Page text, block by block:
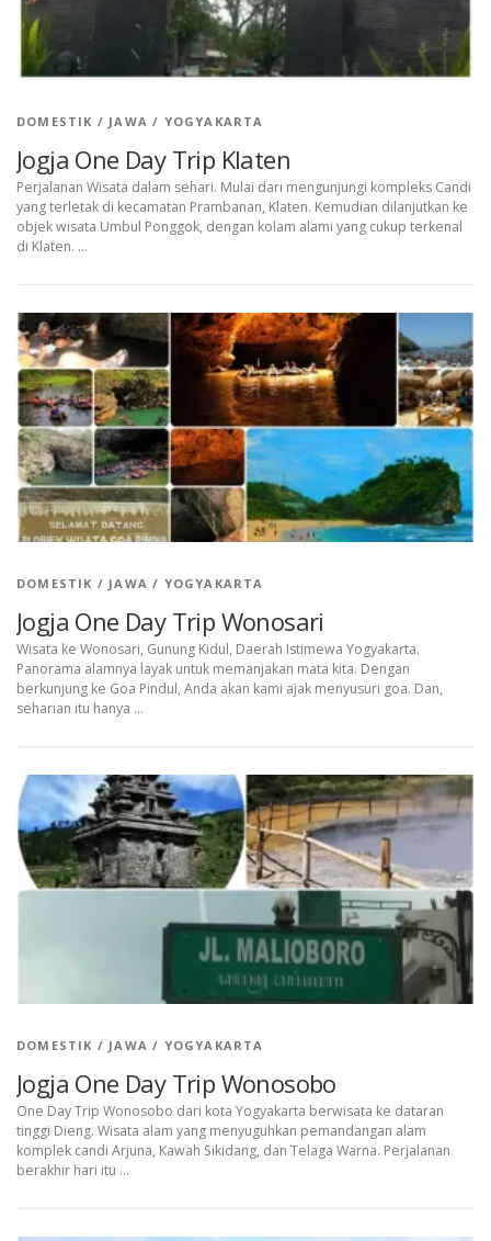
DOMESTIK / JAWA / YOGYAKARTA
Jogja One Day Trip Klaten
Perjalanan Wisata dalam sehari. Mulai dari mengunjungi kompleks Candi
yang terletak di kecamatan Prambanan, Klaten. Kemudian dilanjutkan ke
objek wisata Umbul Ponggok, dengan kolam alami yang cukup terkenal
di Klaten. …
DOMESTIK / JAWA / YOGYAKARTA
Jogja One Day Trip Wonosari
Wisata ke Wonosari, Gunung Kidul, Daerah Istimewa Yogyakarta.
Panorama alamnya layak untuk memanjakan mata kita. Dengan
berkunjung ke Goa Pindul, Anda akan kami ajak menyusuri goa. Dan,
seharian itu hanya …
DOMESTIK / JAWA / YOGYAKARTA
Jogja One Day Trip Wonosobo
One Day Trip Wonosobo dari kota Yogyakarta berwisata ke dataran
tinggi Dieng. Wisata alam yang menyuguhkan pemandangan alam
komplek candi Arjuna, Kawah Sikidang, dan Telaga Warna. Perjalanan
berakhir hari itu …